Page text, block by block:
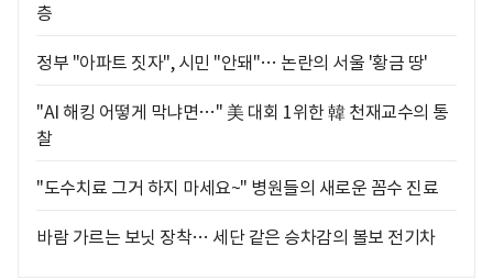
층
정부 "아파트 짓자", 시민 "안돼"… 논란의 서울 '황금 땅'
"AI 해킹 어떻게 막냐면…" 美 대회 1위한 韓 천재교수의 통
찰
"도수치료 그거 하지 마세요~" 병원들의 새로운 꼼수 진료
바람 가르는 보닛 장착… 세단 같은 승차감의 볼보 전기차